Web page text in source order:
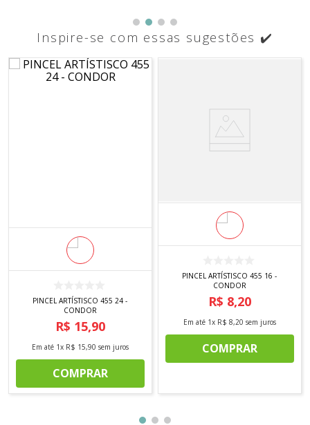
Inspire-se com essas sugestões ✔️
PINCEL ARTÍSTISCO 455 24 -
CONDOR
R$ 15,90
Em até 1x R$ 15,90 sem juros
COMPRAR
PINCEL ARTÍSTISCO 455 16 -
CONDOR
R$ 8,20
Em até 1x R$ 8,20 sem juros
COMPRAR